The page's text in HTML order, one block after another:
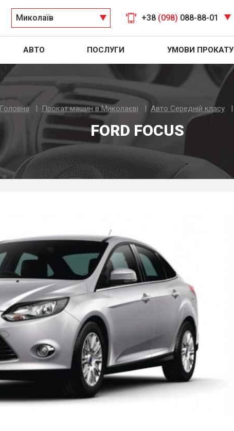
Миколаїв +38 (098) 088-88-01
АВТО ПОСЛУГИ УМОВИ ПРОКАТУ
Головна Прокат машин в Миколаєві Авто Середнiй класу
FORD FOCUS